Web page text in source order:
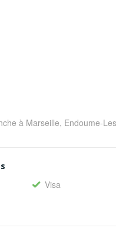
à Marseille, Endoume-
Visa